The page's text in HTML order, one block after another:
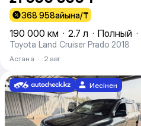
368 958айына/₸
190 000 км · 2.7 л · Полный ·
Toyota Land Cruiser Prado 2018
Астана · 2 авг
Иесінен